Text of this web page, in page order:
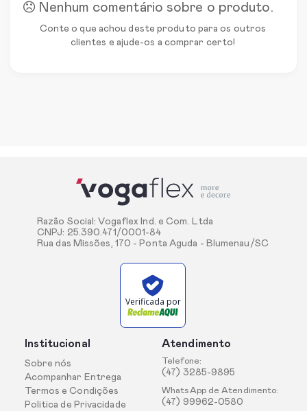
Nenhum comentário sobre o produto.
Conte o que achou deste produto para os outros
clientes e ajude-os a comprar certo!
Razão Social: Vogaflex Ind. e Com. Ltda
CNPJ: 25.390.471/0001-84
Rua das Missões, 170 - Ponta Aguda - Blumenau/SC
Verificada por
Institucional
Sobre nós
Acompanhar Entrega
Termos e Condições
Politica de Privacidade
Atendimento
Telefone:
(47) 3285-9895
WhatsApp de Atendimento:
(47) 99962-0580